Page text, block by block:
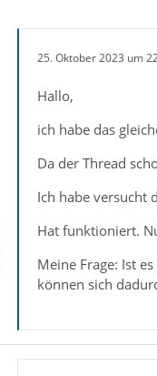
25. Oktober 2023 um
Hallo,
ich habe das
Da der Thread
Ich habe versucht
Hat funktioniert.
Meine Frage: Ist
können sich